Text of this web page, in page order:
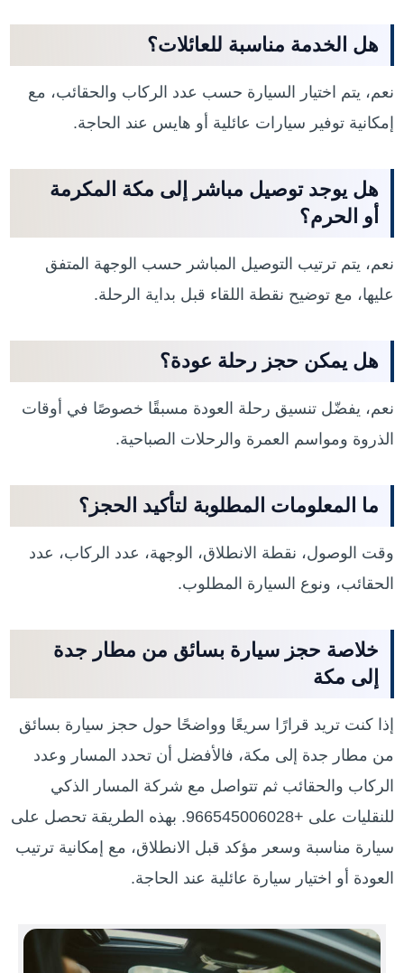
هل الخدمة مناسبة للعائلات؟
نعم، يتم اختيار السيارة حسب عدد الركاب والحقائب، مع
إمكانية توفير سيارات عائلية أو هايس عند الحاجة.
هل يوجد توصيل مباشر إلى مكة المكرمة
أو الحرم؟
نعم، يتم ترتيب التوصيل المباشر حسب الوجهة المتفق
عليها، مع توضيح نقطة اللقاء قبل بداية الرحلة.
هل يمكن حجز رحلة عودة؟
نعم، يفضّل تنسيق رحلة العودة مسبقًا خصوصًا في أوقات
الذروة ومواسم العمرة والرحلات الصباحية.
ما المعلومات المطلوبة لتأكيد الحجز؟
وقت الوصول، نقطة الانطلاق، الوجهة، عدد الركاب، عدد
الحقائب، ونوع السيارة المطلوب.
خلاصة حجز سيارة بسائق من مطار جدة
إلى مكة
إذا كنت تريد قرارًا سريعًا وواضحًا حول حجز سيارة بسائق
من مطار جدة إلى مكة، فالأفضل أن تحدد المسار وعدد
الركاب والحقائب ثم تتواصل مع شركة المسار الذكي
للنقليات على +966545006028. بهذه الطريقة تحصل على
سيارة مناسبة وسعر مؤكد قبل الانطلاق، مع إمكانية ترتيب
العودة أو اختيار سيارة عائلية عند الحاجة.